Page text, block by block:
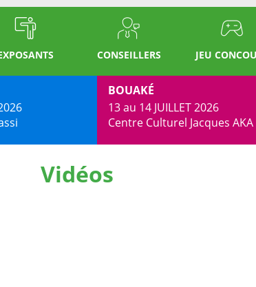
CONSEILLERS JEU
BOUAKÉ
13 au 14 JUILLET 2026
Centre Culturel Jacques AKA
Vidéos